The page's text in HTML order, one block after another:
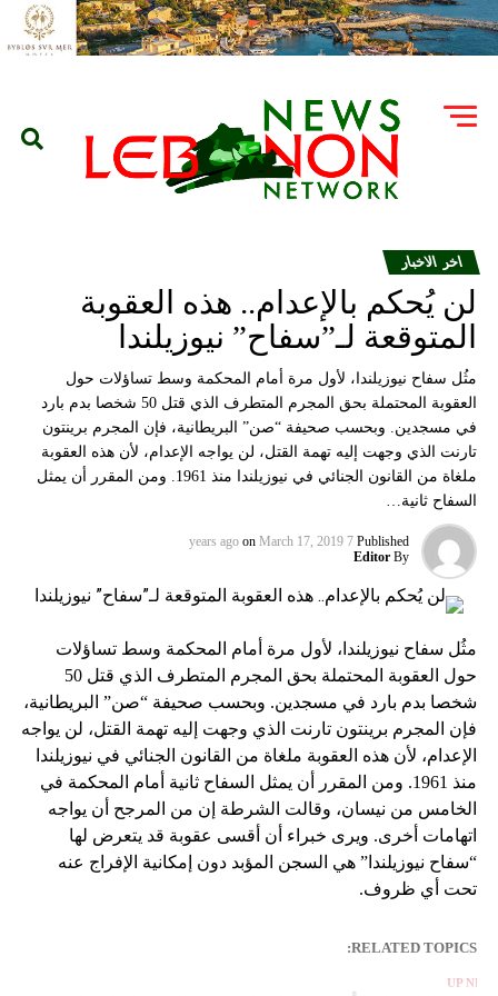
اخر الاخبار
لن يُحكم بالإعدام.. هذه العقوبة
المتوقعة لـ”سفاح” نيوزيلندا
مثُل سفاح نيوزيلندا، لأول مرة أمام المحكمة وسط تساؤلات حول
العقوبة المحتملة بحق المجرم المتطرف الذي قتل 50 شخصا بدم بارد
في مسجدين. وبحسب صحيفة “صن” البريطانية، فإن المجرم برينتون
تارنت الذي وجهت إليه تهمة القتل، لن يواجه الإعدام، لأن هذه العقوبة
ملغاة من القانون الجنائي في نيوزيلندا منذ 1961. ومن المقرر أن يمثل
السفاح ثانية…
Published
7 years ago
on March 17, 2019
By
Editor
مثُل سفاح نيوزيلندا، لأول مرة أمام المحكمة وسط تساؤلات
حول العقوبة المحتملة بحق المجرم المتطرف الذي قتل 50
شخصا بدم بارد في مسجدين. وبحسب صحيفة “صن” البريطانية،
فإن المجرم برينتون تارنت الذي وجهت إليه تهمة القتل، لن يواجه
الإعدام، لأن هذه العقوبة ملغاة من القانون الجنائي في نيوزيلندا
منذ 1961. ومن المقرر أن يمثل السفاح ثانية أمام المحكمة في
الخامس من نيسان، وقالت الشرطة إن من المرجح أن يواجه
اتهامات أخرى. ويرى خبراء أن أقسى عقوبة قد يتعرض لها
“سفاح نيوزيلندا” هي السجن المؤبد دون إمكانية الإفراج عنه
تحت أي ظروف.
RELATED TOPICS:
UP